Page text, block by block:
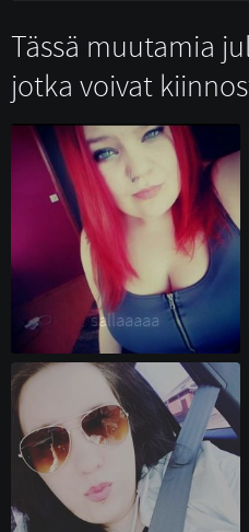
Tässä muutamia
jotka voivat
sallaaaaa